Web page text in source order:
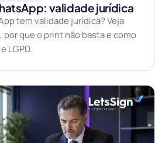
validade jurídica
tem validade jurídica? Veja
que o print não basta e como
LGPD.